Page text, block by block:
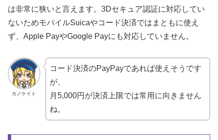
は非常に狭いと言えます。3Dセキュア認証に対応してい
ないためモバイルSuicaやコード決済ではまともに使え
ず、Apple PayやGoogle Payにも対応していません。
カノケイト
コード決済のPayPayであれば使えそうです
が、
月5,000円が決済上限では常用に向きません
ね。